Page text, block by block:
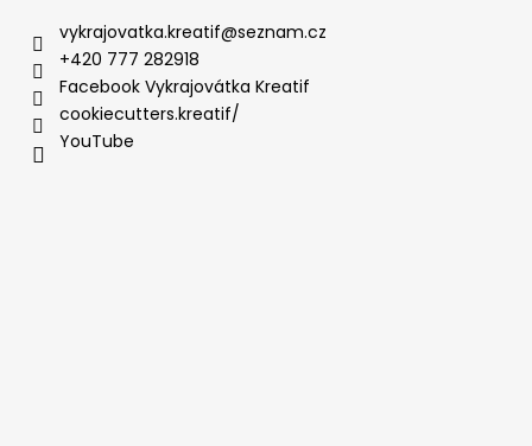
vykrajovatka.kreatif@seznam.cz
+420 777 282918
Facebook Vykrajovátka Kreatif
cookiecutters.kreatif/
YouTube